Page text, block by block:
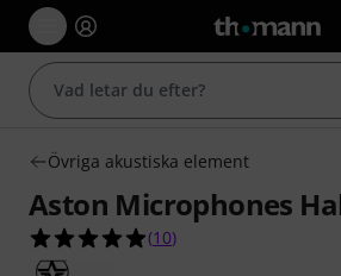
Övriga akustiska element
Aston Microphones
4.9 av 5 stjärnor från 10
(10)